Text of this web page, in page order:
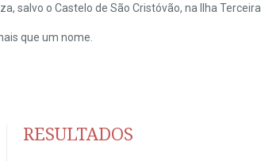
salvo o Castelo de São Cristóvão, na Ilha Terceira.
que um nome.
RESULTADOS